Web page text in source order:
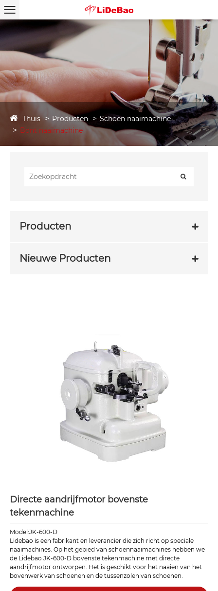
Thuis Producten
Schoen naaimachine
Bont naaimachine
Producten
Nieuwe Producten
Directe aandrijfmotor bovenste
tekenmachine
Model:JK-600-D
Lidebao is een fabrikant en leverancier die zich richt op speciale
naaimachines. Op het gebied van schoennaaimachines hebben we
de Lidebao JK-600-D bovenste tekenmachine met directe
aandrijfmotor ontworpen. Het is geschikt voor het naaien van het
bovenwerk van schoenen en de tussenzolen van schoenen.